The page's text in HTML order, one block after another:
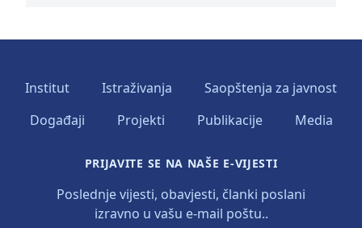
Institut Istraživanja
Saopštenja za javnost
Događaji
Projekti Publikacije Media
PRIJAVITE SE NA NAŠE E-VIJESTI
Poslednje vijesti, obavjesti, članki poslani
izravno u vašu e-mail poštu..